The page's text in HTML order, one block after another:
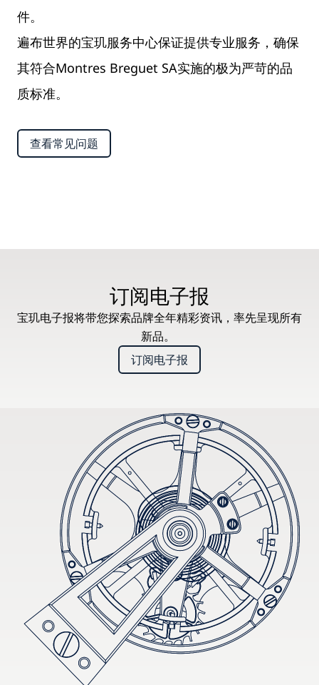
件。
遍布世界的宝玑服务中心保证提供专业服务，确保
其符合Montres Breguet SA实施的极为严苛的品
质标准。
查看常见问题
订阅电子报
宝玑电子报将带您探索品牌全年精彩资讯，率先呈现所有
新品。
订阅电子报